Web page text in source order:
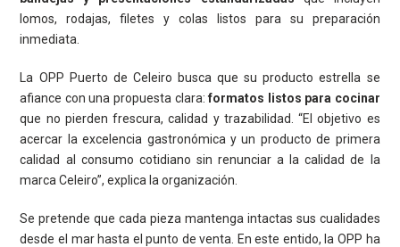
lomos, rodajas, filetes y colas listos para su preparación
inmediata.
La OPP Puerto de Celeiro busca que su producto estrella se
afiance con una propuesta clara:formatos listos para cocinar
que no pierden frescura, calidad y trazabilidad. “El objetivo es
acercar la excelencia gastronómica y un producto de primera
calidad al consumo cotidiano sin renunciar a la calidad de la
marca Celeiro”, explica la organización.
Se pretende que cada pieza mantenga intactas sus cualidades
desde el mar hasta el punto de venta. En este entido, la OPP ha